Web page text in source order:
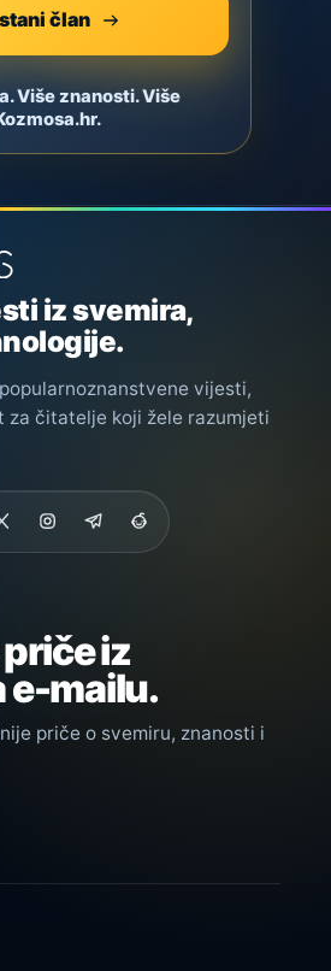
član
Više znanosti. Više
iz svemira,
vijesti,
za čitatelje koji žele razumjeti
iz
e-mailu.
priče o svemiru, znanosti i